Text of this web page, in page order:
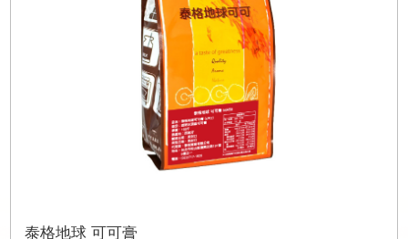
泰格地球 可可膏